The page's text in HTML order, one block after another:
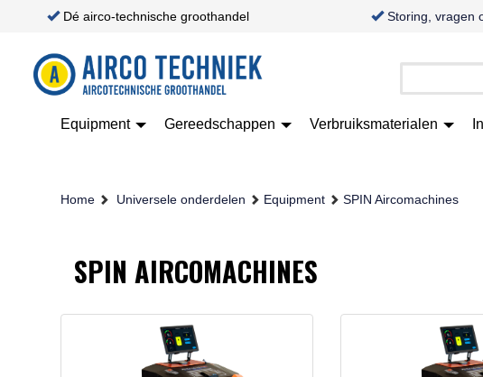
Dé airco-technische groothandel Storing, vragen
Equipment Gereedschappen Verbruiksmaterialen
Home Universele onderdelen Equipment SPIN Aircomachines
SPIN AIRCOMACHINES